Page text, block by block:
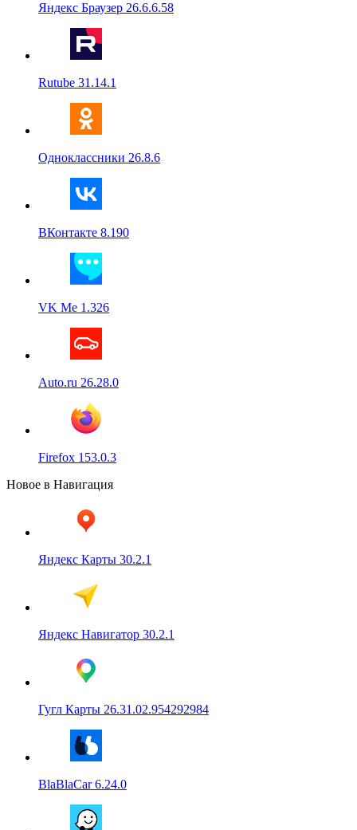
Яндекс Браузер 26.6.6.58
Rutube 31.14.1
Одноклассники 26.8.6
ВКонтакте 8.190
VK Me 1.326
Auto.ru 26.28.0
Firefox 153.0.3
Новое в Навигация
Яндекс Карты 30.2.1
Яндекс Навигатор 30.2.1
Гугл Карты 26.31.02.954292984
BlaBlaCar 6.24.0